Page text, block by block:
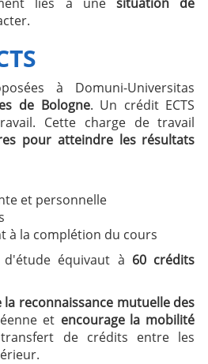
à Domuni-Universitas
de Bologne. Un crédit ECTS
Cette charge de travail
pour atteindre les résultats
et personnelle
à la complétion du cours
d'étude équivaut à 60 crédits
la reconnaissance mutuelle des
et encourage la mobilité
de crédits entre les